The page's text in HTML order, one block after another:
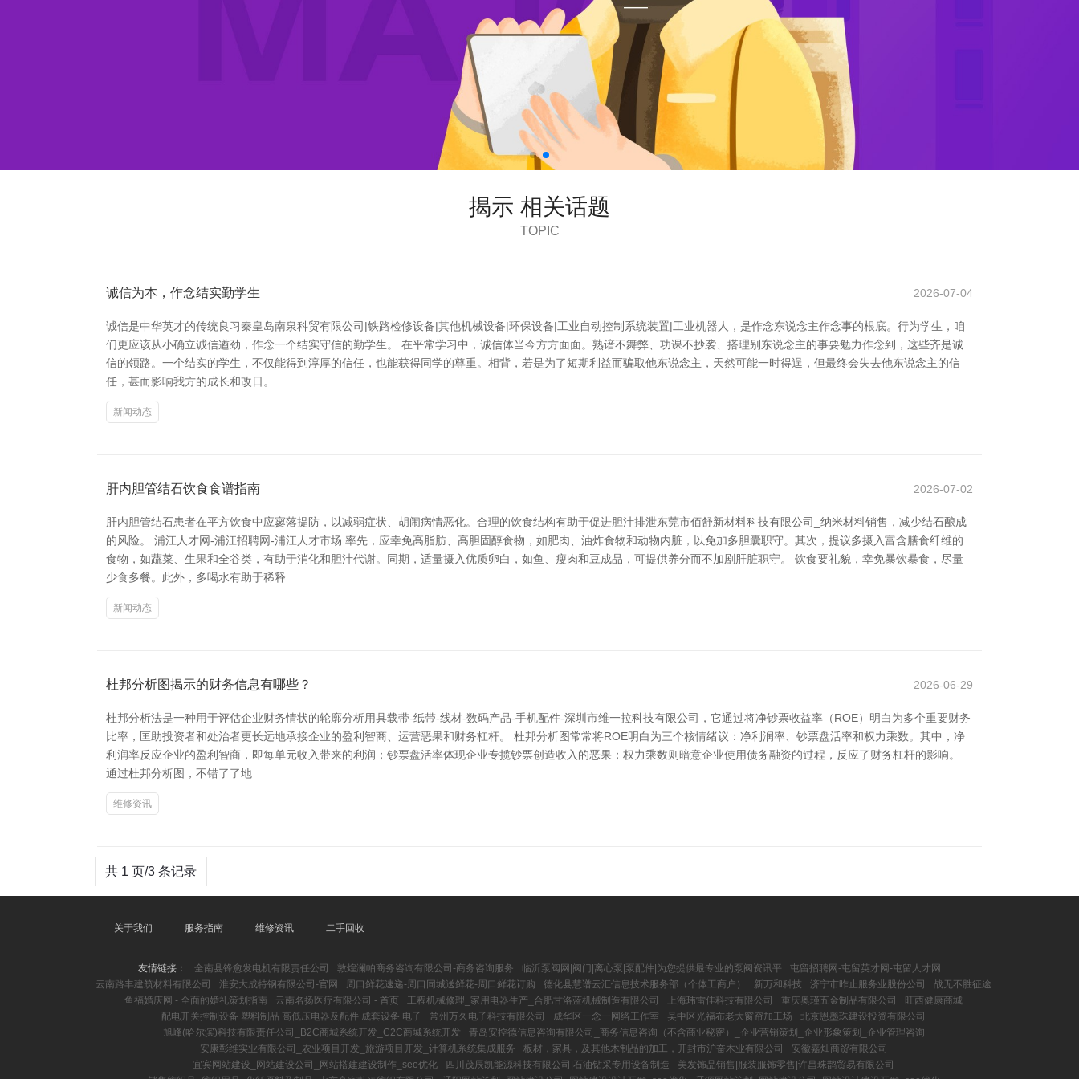
揭示 相关话题
TOPIC
诚信为本，作念结实勤学生 2026-07-04
诚信是中华英才的传统良习秦皇岛南泉科贸有限公司|铁路检修设备|其他机械设备|环保设备|工业自动控制系统装置|工业机器人，是作念东说念主作念事的根底。行为学生，咱
们更应该从小确立诚信遒劲，作念一个结实守信的勤学生。 在平常学习中，诚信体当今方方面面。熟谙不舞弊、功课不抄袭、搭理别东说念主的事要勉力作念到，这些齐是诚
信的领路。一个结实的学生，不仅能得到淳厚的信任，也能获得同学的尊重。相背，若是为了短期利益而骗取他东说念主，天然可能一时得逞，但最终会失去他东说念主的信
任，甚而影响我方的成长和改日。
新闻动态
肝内胆管结石饮食食谱指南 2026-07-02
肝内胆管结石患者在平方饮食中应寥落提防，以减弱症状、胡闹病情恶化。合理的饮食结构有助于促进胆汁排泄东莞市佰舒新材料科技有限公司_纳米材料销售，减少结石酿成
的风险。 浦江人才网-浦江招聘网-浦江人才市场 率先，应幸免高脂肪、高胆固醇食物，如肥肉、油炸食物和动物内脏，以免加多胆囊职守。其次，提议多摄入富含膳食纤维的
食物，如蔬菜、生果和全谷类，有助于消化和胆汁代谢。同期，适量摄入优质卵白，如鱼、瘦肉和豆成品，可提供养分而不加剧肝脏职守。 饮食要礼貌，幸免暴饮暴食，尽量
少食多餐。此外，多喝水有助于稀释
新闻动态
杜邦分析图揭示的财务信息有哪些？ 2026-06-29
杜邦分析法是一种用于评估企业财务情状的轮廓分析用具载带-纸带-线材-数码产品-手机配件-深圳市维一拉科技有限公司，它通过将净钞票收益率（ROE）明白为多个重要财务
比率，匡助投资者和处治者更长远地承接企业的盈利智商、运营恶果和财务杠杆。 杜邦分析图常常将ROE明白为三个核情绪议：净利润率、钞票盘活率和权力乘数。其中，净
利润率反应企业的盈利智商，即每单元收入带来的利润；钞票盘活率体现企业专揽钞票创造收入的恶果；权力乘数则暗意企业使用债务融资的过程，反应了财务杠杆的影响。
通过杜邦分析图，不错了了地
维修资讯
共 1 页/3 条记录
关于我们 服务指南 维修资讯 二手回收
友情链接： 全南县锋愈发电机有限责任公司 敦煌澜帕商务咨询有限公司-商务咨询服务 临沂泵阀网|阀门|离心泵|泵配件|为您提供最专业的泵阀资讯平
屯留招聘网-屯留英才网-屯留人才网
云南路丰建筑材料有限公司
淮安大成特钢有限公司-官网 周口鲜花速递-周口同城送鲜花-周口鲜花订购 德化县慧谱云汇信息技术服务部（个体工商户） 新万和科技 济宁市昨止服务业股份公司
战无不胜征途
鱼福婚庆网 - 全面的婚礼策划指南
云南名扬医疗有限公司 - 首页 工程机械修理_家用电器生产_合肥甘洛蓝机械制造有限公司 上海玮雷佳科技有限公司 重庆奥瑾五金制品有限公司
旺西健康商城
配电开关控制设备 塑料制品 高低压电器及配件 成套设备 电子
常州万久电子科技有限公司 成华区一念一网络工作室 吴中区光福布老大窗帘加工场
北京恩墨珠建设投资有限公司
旭峰(哈尔滨)科技有限责任公司_B2C商城系统开发_C2C商城系统开发
青岛安控德信息咨询有限公司_商务信息咨询（不含商业秘密）_企业营销策划_企业形象策划_企业管理咨询
安康彰维实业有限公司_农业项目开发_旅游项目开发_计算机系统集成服务
板材，家具，及其他木制品的加工，开封市沪奋木业有限公司
安徽嘉灿商贸有限公司
宜宾网站建设_网站建设公司_网站搭建建设制作_seo优化
四川茂辰凯能源科技有限公司|石油钻采专用设备制造
美发饰品销售|服装服饰零售|许昌珠鹊贸易有限公司